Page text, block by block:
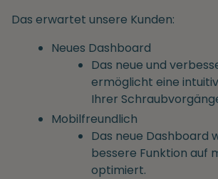
Das erwartet unsere Kunden:
Neues Dashboard
Das neue und
ermöglicht eine
Ihrer
Mobilfreundlich
Das neue Dashboard
bessere Funktion auf
optimiert.